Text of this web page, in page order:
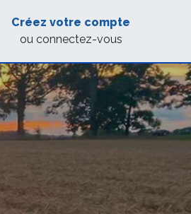
Créez votre compte
ou connectez-vous